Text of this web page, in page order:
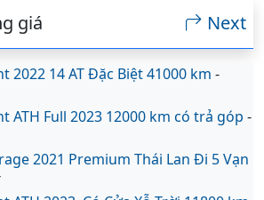
giá Next
2022 14 AT Đặc Biệt 41000 km -
ATH Full 2023 12000 km có trả góp -
2021 Premium Thái Lan Đi 5 Vạn